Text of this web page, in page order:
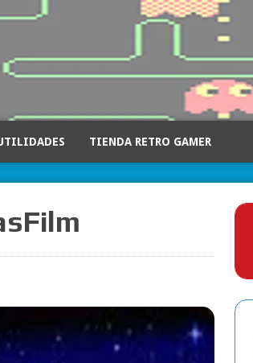
TIENDA RETRO GAMER